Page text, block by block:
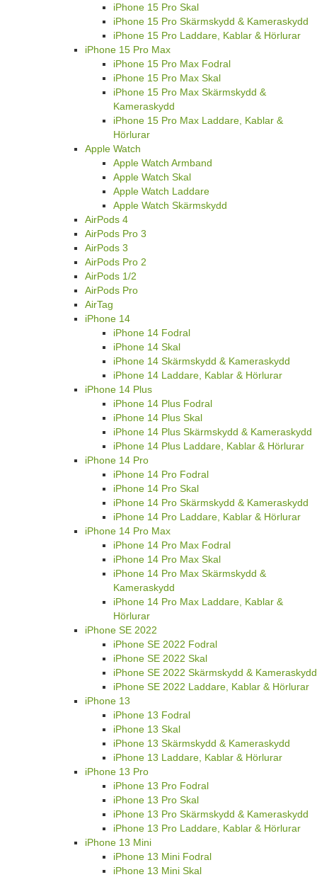
iPhone 15 Pro Skal
iPhone 15 Pro Skärmskydd & Kameraskydd
iPhone 15 Pro Laddare, Kablar & Hörlurar
iPhone 15 Pro Max
iPhone 15 Pro Max Fodral
iPhone 15 Pro Max Skal
iPhone 15 Pro Max Skärmskydd &
Kameraskydd
iPhone 15 Pro Max Laddare, Kablar &
Hörlurar
Apple Watch
Apple Watch Armband
Apple Watch Skal
Apple Watch Laddare
Apple Watch Skärmskydd
AirPods 4
AirPods Pro 3
AirPods 3
AirPods Pro 2
AirPods 1/2
AirPods Pro
AirTag
iPhone 14
iPhone 14 Fodral
iPhone 14 Skal
iPhone 14 Skärmskydd & Kameraskydd
iPhone 14 Laddare, Kablar & Hörlurar
iPhone 14 Plus
iPhone 14 Plus Fodral
iPhone 14 Plus Skal
iPhone 14 Plus Skärmskydd & Kameraskydd
iPhone 14 Plus Laddare, Kablar & Hörlurar
iPhone 14 Pro
iPhone 14 Pro Fodral
iPhone 14 Pro Skal
iPhone 14 Pro Skärmskydd & Kameraskydd
iPhone 14 Pro Laddare, Kablar & Hörlurar
iPhone 14 Pro Max
iPhone 14 Pro Max Fodral
iPhone 14 Pro Max Skal
iPhone 14 Pro Max Skärmskydd &
Kameraskydd
iPhone 14 Pro Max Laddare, Kablar &
Hörlurar
iPhone SE 2022
iPhone SE 2022 Fodral
iPhone SE 2022 Skal
iPhone SE 2022 Skärmskydd & Kameraskydd
iPhone SE 2022 Laddare, Kablar & Hörlurar
iPhone 13
iPhone 13 Fodral
iPhone 13 Skal
iPhone 13 Skärmskydd & Kameraskydd
iPhone 13 Laddare, Kablar & Hörlurar
iPhone 13 Pro
iPhone 13 Pro Fodral
iPhone 13 Pro Skal
iPhone 13 Pro Skärmskydd & Kameraskydd
iPhone 13 Pro Laddare, Kablar & Hörlurar
iPhone 13 Mini
iPhone 13 Mini Fodral
iPhone 13 Mini Skal